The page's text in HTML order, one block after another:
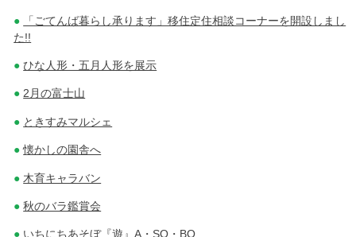
「ごてんば暮らし承ります」移住定住相談コーナーを開設しまし
た!!
ひな人形・五月人形を展示
2月の富士山
ときすみマルシェ
懐かしの園舎へ
木育キャラバン
秋のバラ鑑賞会
いちにちあそぼ『遊』A・SO・BO